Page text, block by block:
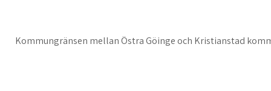
Kommungränsen mellan Östra Göinge och Kristianstad